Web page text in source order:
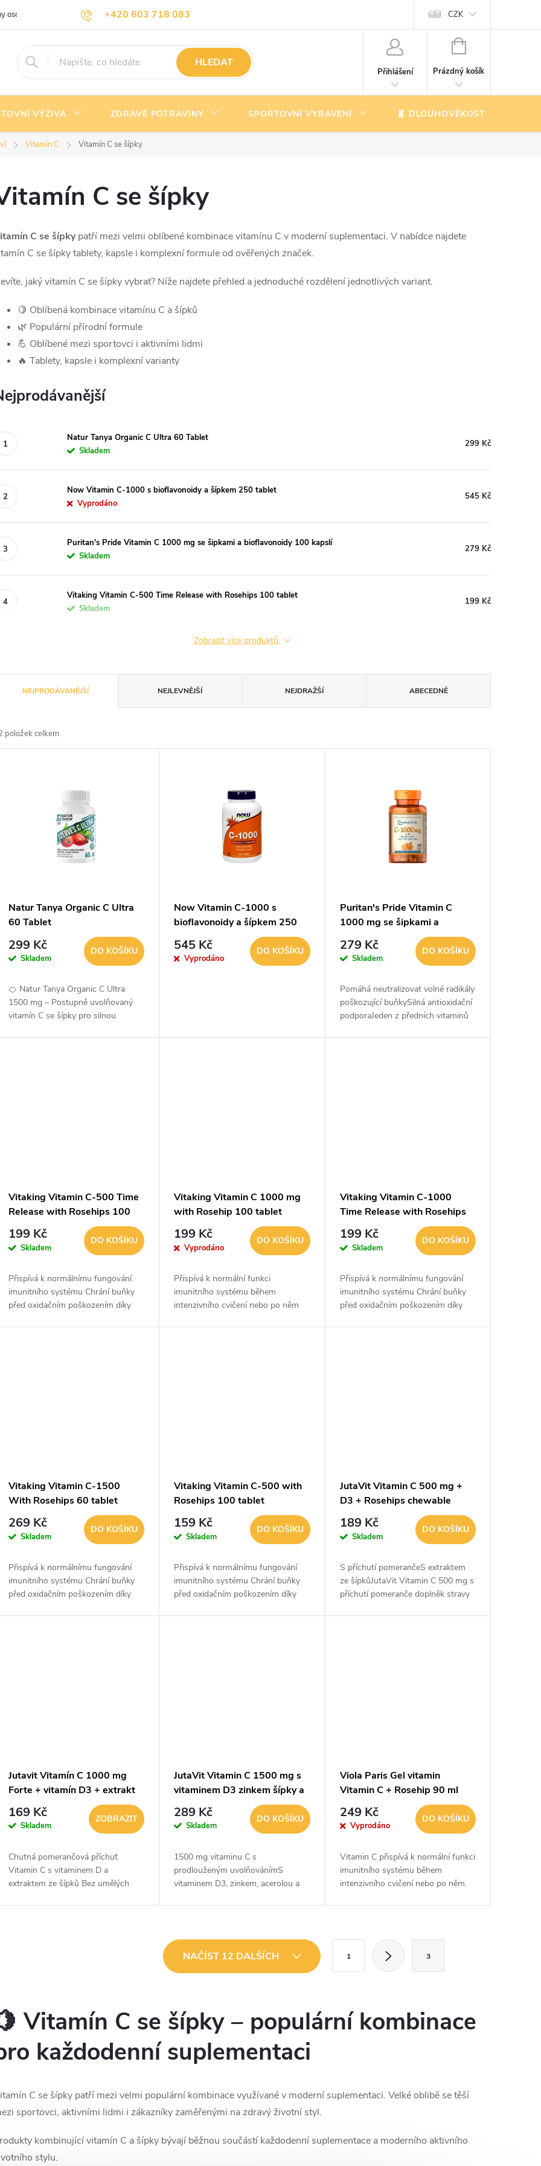
+420 603 718 083
info@nejlevnejsivyziva.cz
osobních údajů Doprava a platba Kontakty CZK
HLEDAT
Přihlášení
NÁKUPNÍ
Prázdný košík
VÝŽIVA ZDRAVÉ POTRAVINY SPORTOVNÍ VYBAVENÍ 🧬 DLOUHOVĚKOST
Vitamín C Vitamín C se šípky
C se šípky
C se šípkypatří mezi velmi oblíbené kombinace vitamínu C v moderní suplementaci. V nabídce najdete
C se šípky tablety, kapsle i komplexní formule od ověřených značek.
jaký vitamín C se šípky vybrat? Níže najdete přehled a jednoduché rozdělení jednotlivých variant.
🍋 Oblíbená kombinace vitamínu C a šípků
🌿 Populární přírodní formule
💪 Oblíbené mezi sportovci i aktivními lidmi
🔥 Tablety, kapsle i komplexní varianty
Natur Tanya Organic C Ultra 60 Tablet
Skladem
299 Kč
Now Vitamin C-1000 s bioflavonoidy a šípkem 250 tablet
Vyprodáno
545 Kč
Puritan's Pride Vitamin C 1000 mg se šipkami a bioflavonoidy 100 kapslí
Skladem
279 Kč
Vitaking Vitamin C-500 Time Release with Rosehips 100 tablet
Skladem
199 Kč
Zobrazit více produktů
NEJPRODÁVANĚJŠÍ NEJLEVNĚJŠÍ NEJDRAŽŠÍ ABECEDNĚ
položek celkem
Natur Tanya Organic C Ultra
60 Tablet
299 Kč
Skladem
DO KOŠÍKU
🍊 Natur Tanya Organic C Ultra
1500 mg – Postupně uvolňovaný
vitamín C se šípky pro silnou
Now Vitamin C-1000 s
bioflavonoidy a šípkem 250
545 Kč
Vyprodáno
DO KOŠÍKU
Puritan's Pride Vitamin C
1000 mg se šipkami a
bioflavonoidy 100 kapslí
279 Kč
Skladem
DO KOŠÍKU
Pomáhá neutralizovat volné radikály
poškozující buňkySilná antioxidační
podporaJeden z předních vitaminů
Vitaking Vitamin C-500 Time
Release with Rosehips 100
tablet
199 Kč
Skladem
DO KOŠÍKU
Přispívá k normálnímu fungování
imunitního systému Chrání buňky
před oxidačním poškozením díky
Vitaking Vitamin C 1000 mg
with Rosehip 100 tablet
199 Kč
Vyprodáno
DO KOŠÍKU
Přispívá k normální funkci
imunitního systému během
intenzivního cvičení nebo po něm
Vitaking Vitamin C-1000
Time Release with Rosehips
60 tablet
199 Kč
Skladem
DO KOŠÍKU
Přispívá k normálnímu fungování
imunitního systému Chrání buňky
před oxidačním poškozením díky
Vitaking Vitamin C-1500
With Rosehips 60 tablet
269 Kč
Skladem
DO KOŠÍKU
Přispívá k normálnímu fungování
imunitního systému Chrání buňky
před oxidačním poškozením díky
Vitaking Vitamin C-500 with
Rosehips 100 tablet
159 Kč
Skladem
DO KOŠÍKU
Přispívá k normálnímu fungování
imunitního systému Chrání buňky
před oxidačním poškozením díky
JutaVit Vitamin C 500 mg +
D3 + Rosehips chewable
tablet 100 žvýkacích tablet
189 Kč
Skladem
DO KOŠÍKU
S příchutí pomerančeS extraktem
ze šípkůJutaVit Vitamin C 500 mg s
příchutí pomeranče doplněk stravy
Jutavit Vitamín C 1000 mg
Forte + vitamín D3 + extrakt
ze šípků pomerančová příchuť
60 žvýkacích tablet
169 Kč
Skladem
ZOBRAZIT
Chutná pomerančová příchuť
Vitamin C s vitaminem D a
extraktem ze šípků Bez umělých
JutaVit Vitamin C 1500 mg s
vitaminem D3 zinkem šípky a
extraktem z aceroly 100
tablet
289 Kč
Skladem
DO KOŠÍKU
1500 mg vitaminu C s
prodlouženým uvolňovánímS
vitaminem D3, zinkem, acerolou a
Viola Paris Gel vitamin
Vitamin C + Rosehip 90 ml
249 Kč
Vyprodáno
DO KOŠÍKU
Vitamin C přispívá k normální funkci
imunitního systému během
intenzivního cvičení nebo po něm.
NAČÍST 12 DALŠÍCH
n
á
í
1 3
Vitamín C se šípky – populární kombinace
každodenní suplementaci
C se šípky patří mezi velmi populární kombinace využívané v moderní suplementaci. Velké oblibě se těší
sportovci, aktivními lidmi i zákazníky zaměřenými na zdravý životní styl.
kombinující vitamín C a šípky bývají běžnou součástí každodenní suplementace a moderního aktivního
stylu.